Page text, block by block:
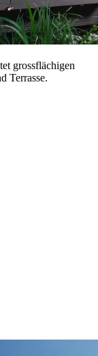
grossflächigen
Terrasse.